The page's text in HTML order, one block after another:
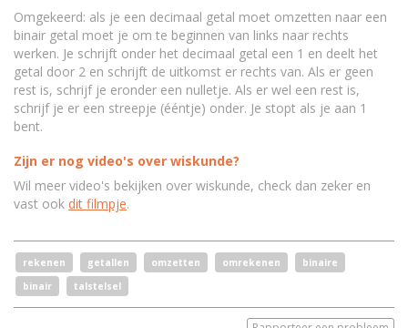
Omgekeerd: als je een decimaal getal moet omzetten naar een
binair getal moet je om te beginnen van links naar rechts
werken. Je schrijft onder het decimaal getal een 1 en deelt het
getal door 2 en schrijft de uitkomst er rechts van. Als er geen
rest is, schrijf je eronder een nulletje. Als er wel een rest is,
schrijf je er een streepje (ééntje) onder. Je stopt als je aan 1
bent.
Zijn er nog video's over wiskunde?
Wil meer video's bekijken over wiskunde, check dan zeker en
vast ook dit filmpje.
rekenen getallen omzetten omrekenen
binaire
binair
talstelsel